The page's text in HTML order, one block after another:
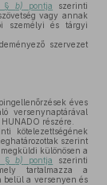
§b) pontja szerinti
vagy annak
személyi és tárgyi
szervezet
éves
versenynaptárával
részére.
kötelezettségének
szerint
különösen a
§b) pontja
szerinti
tartalmazza a
belül a versenyen és